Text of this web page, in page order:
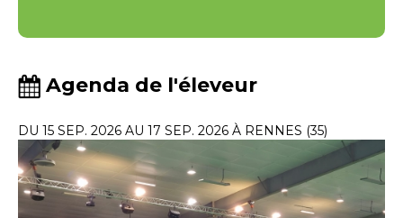
Agenda de l'éleveur
DU 15 SEP. 2026 AU 17 SEP. 2026 À RENNES (35)